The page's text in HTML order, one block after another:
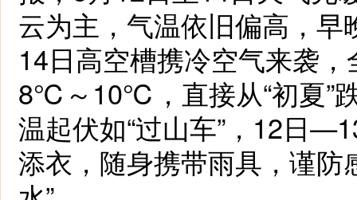
云为主，气温依旧偏高，
14日高空槽携冷空气来袭
8℃～10℃，直接从“初夏”
温起伏如“过山车”，12日
添衣，随身携带雨具，谨防